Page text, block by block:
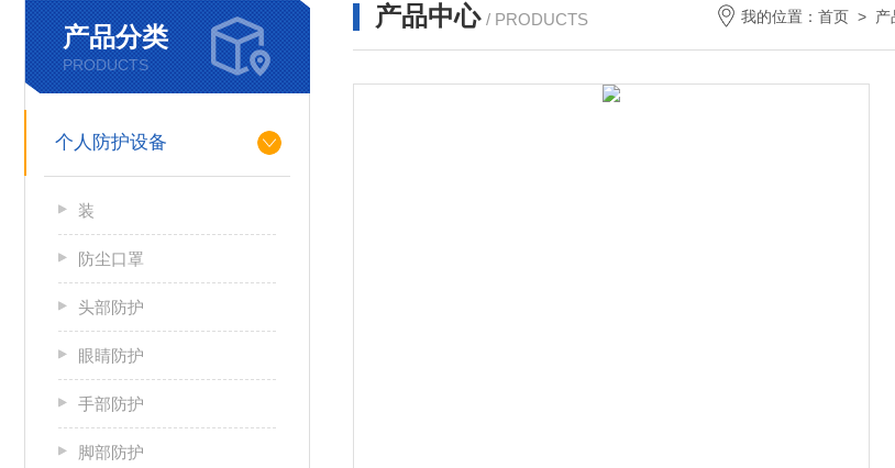
产品分类
PRODUCTS
个人防护设备
装
防尘口罩
头部防护
眼睛防护
手部防护
脚部防护
产品中心 / PRODUCTS 我的位置： 首页 > 产